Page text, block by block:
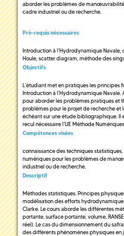
aborder les problèmes de
cadre industriel ou de recherche.
Pré-requis nécessaires
Introduction à l’Hydrodynamique
Houle, scatter diagram, méthode des
Objectifs
L’étudiant met en pratiques les principes
Introduction à l’Hydrodynamique Navale.
pour aborder les problèmes pratiques et
problèmes pour le projet de recherche et
échéant sur une étude bibliographique. Il
recul nécessaire l’UE Méthode
Compétences visées
connaissance des techniques
numériques pour les problèmes de
industriel ou de recherche.
Descriptif
Méthodes statistiques. Principes
modélisation des efforts
Clarke. Le cours aborde les différentes
portante, surface portante, volume,
réel). Le cas du dimensionnement du
des différents phénomènes physiques